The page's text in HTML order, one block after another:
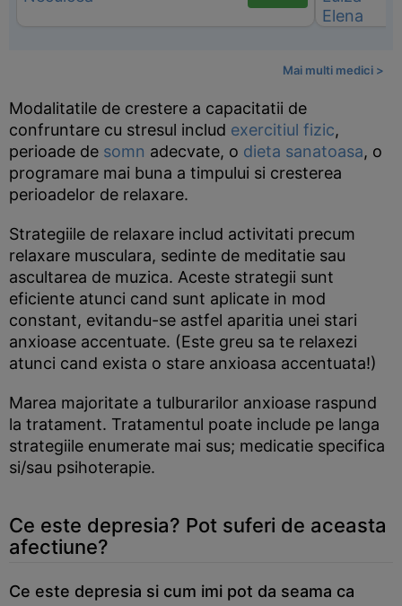
Mai multi medici >
Modalitatile de crestere a capacitatii de
confruntare cu stresul includ exercitiul fizic,
perioade de somn adecvate, o dieta sanatoasa, o
programare mai buna a timpului si cresterea
perioadelor de relaxare.
Strategiile de relaxare includ activitati precum
relaxare musculara, sedinte de meditatie sau
ascultarea de muzica. Aceste strategii sunt
eficiente atunci cand sunt aplicate in mod
constant, evitandu-se astfel aparitia unei stari
anxioase accentuate. (Este greu sa te relaxezi
atunci cand exista o stare anxioasa accentuata!)
Marea majoritate a tulburarilor anxioase raspund
la tratament. Tratamentul poate include pe langa
strategiile enumerate mai sus; medicatie specifica
si/sau psihoterapie.
Ce este depresia? Pot suferi de aceasta
afectiune?
Ce este depresia si cum imi pot da seama ca